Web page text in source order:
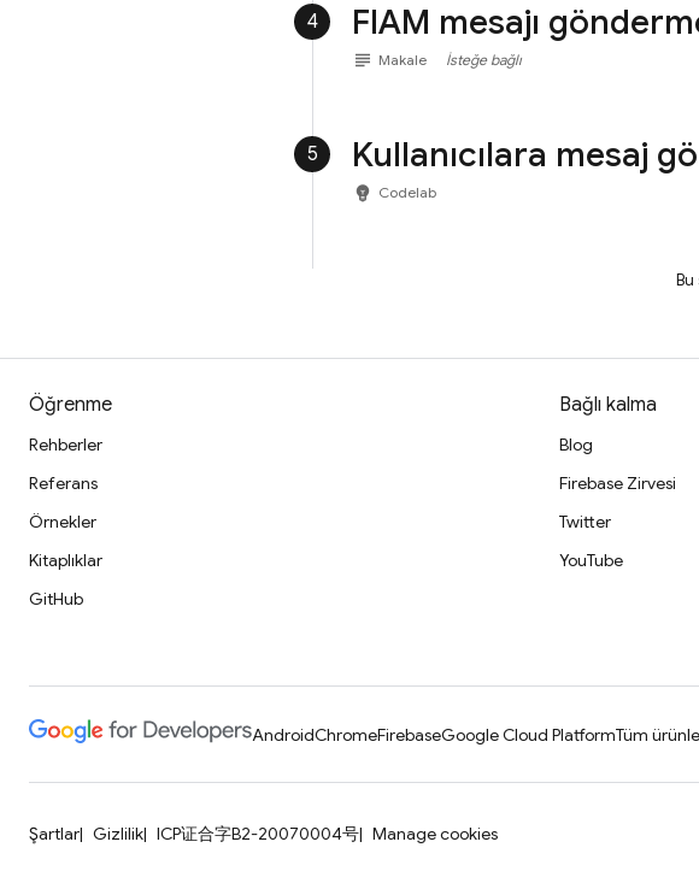
4 FIAM mesajı
subject Makale İsteğe bağlı
5 Kullanıcılara mesaj
emoji_objects Codelab
Bu
Öğrenme
Rehberler
Referans
Örnekler
Kitaplıklar
GitHub
Bağlı kalma
Blog
Firebase Zirvesi
Twitter
YouTube
AndroidChromeFirebaseGoogle Cloud PlatformTüm
Şartlar Gizlilik ICP证合字B2-20070004号 Manage cookies